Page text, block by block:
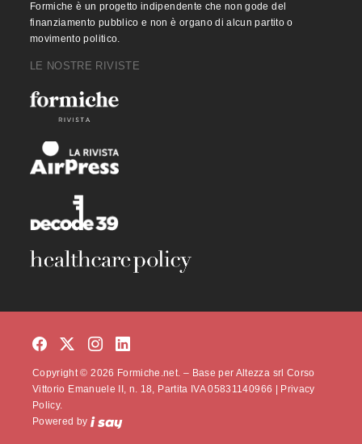
Formiche è un progetto indipendente che non gode del
finanziamento pubblico e non è organo di alcun partito o
movimento politico.
LE NOSTRE RIVISTE
Copyright © 2026 Formiche.net. – Base per Altezza srl Corso
Vittorio Emanuele II, n. 18, Partita IVA 05831140966 |
Privacy
Policy.
Powered by